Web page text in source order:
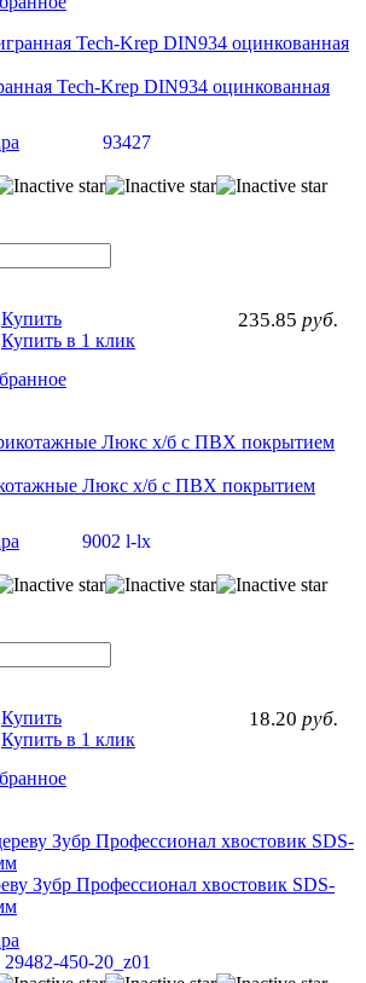
Tech-Krep DIN934 оцинкованная
93427
235.85 руб.
Купить
Купить в 1 клик
Люкс х/б с ПВХ покрытием
9002 l-lx
18.20 руб.
Купить
Купить в 1 клик
Зубр Профессионал хвостовик SDS-
29482-450-20_z01